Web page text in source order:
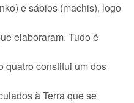
e sábios (machis), logo
elaboraram. Tudo é
quatro constitui um dos
à Terra que se